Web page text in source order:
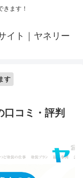
きます！
イト｜ヤネリー
す
口コミ・評判